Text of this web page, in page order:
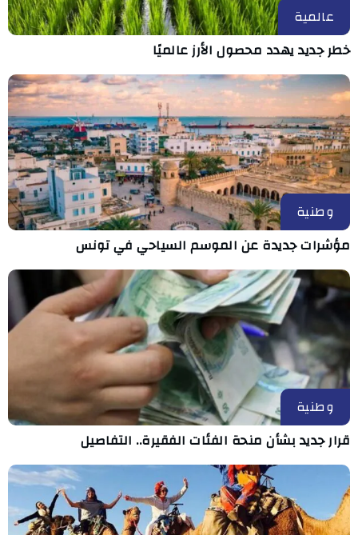
عالمية
خطر جديد يهدد محصول الأرز عالميًا
وطنية
مؤشرات جديدة عن الموسم السياحي في تونس
وطنية
قرار جديد بشأن منحة الفئات الفقيرة.. التفاصيل